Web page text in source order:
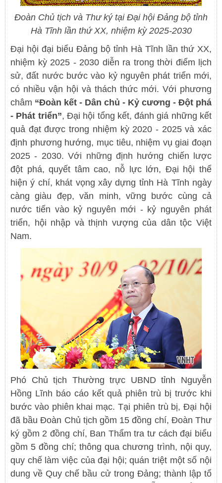
Đoàn Chủ tịch và Thư ký tại Đại hội Đảng bộ tỉnh
Hà Tĩnh lần thứ XX, nhiệm kỳ 2025-2030
Đại hội đại biểu Đảng bộ tỉnh Hà Tĩnh lần thứ XX,
nhiệm kỳ 2025 - 2030 diễn ra trong thời điểm lịch
sử, đất nước bước vào kỷ nguyên phát triển mới,
có nhiều vận hội và thách thức mới. Với phương
châm “Đoàn kết - Dân chủ - Kỷ cương - Đột phá
- Phát triển”, Đại hội tổng kết, đánh giá những kết
quả đạt được trong nhiệm kỳ 2020 - 2025 và xác
định phương hướng, mục tiêu, nhiệm vụ giai đoạn
2025 - 2030. Với những định hướng chiến lược
đột phá, quyết tâm cao, nỗ lực lớn, Đại hội thể
hiện ý chí, khát vọng xây dựng tỉnh Hà Tĩnh ngày
càng giàu đẹp, văn minh, vững bước cùng cả
nước tiến vào kỷ nguyên mới - kỷ nguyên phát
triển, hội nhập và thịnh vượng của dân tộc Việt
Nam.
Phó Chủ tịch Thường trực UBND tỉnh Nguyễn
Hồng Lĩnh báo cáo kết quả phiên trù bị trước khi
bước vào phiên khai mạc. Tại phiên trù bị, Đại hội
đã bầu Đoàn Chủ tịch gồm 15 đồng chí, Đoàn Thư
ký gồm 2 đồng chí, Ban Thẩm tra tư cách đại biểu
gồm 5 đồng chí; thông qua chương trình, nội quy,
quy chế làm việc của đại hội; quán triệt một số nội
dung về Quy chế bầu cử trong Đảng; thành lập tổ